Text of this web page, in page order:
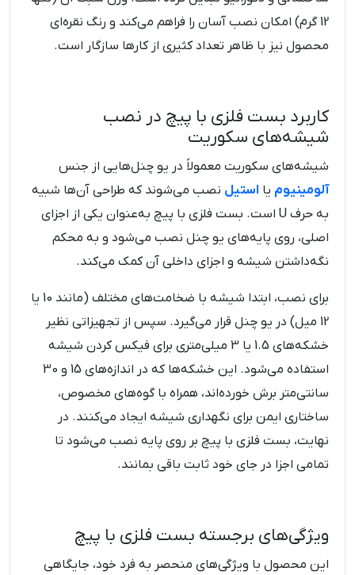
12 گرم) امکان نصب آسان را فراهم می‌کند و رنگ نقره‌ای
محصول نیز با ظاهر تعداد کثیری از کارها سازگار است.
کاربرد بست فلزی با پیچ در نصب
شیشه‌های سکوریت
شیشه‌های سکوریت معمولاً در یو چنل‌هایی از جنس
آلومینیوم یا استیل نصب می‌شوند که طراحی آن‌ها شبیه
به حرف U است. بست فلزی با پیچ به‌عنوان یکی از اجزای
اصلی، روی پایه‌های یو چنل نصب می‌شود و به محکم
نگه‌داشتن شیشه و اجزای داخلی آن کمک می‌کند.
برای نصب، ابتدا شیشه با ضخامت‌های مختلف (مانند 10 یا
12 میل) در یو چنل قرار می‌گیرد. سپس از تجهیزاتی نظیر
خشکه‌های 1.5 یا 3 میلی‌متری برای فیکس کردن شیشه
استفاده می‌شود. این خشکه‌ها که در اندازه‌های 15 و 30
سانتی‌متر برش خورده‌اند، همراه با گوه‌های مخصوص،
ساختاری ایمن برای نگهداری شیشه ایجاد می‌کنند. در
نهایت، بست فلزی با پیچ بر روی پایه نصب می‌شود تا
تمامی اجزا در جای خود ثابت باقی بمانند.
ویژگی‌های برجسته بست فلزی با پیچ
این محصول با ویژگی‌های منحصر به فرد خود، جایگاهی